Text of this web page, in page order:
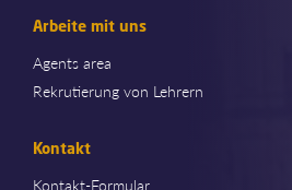
Arbeite mit uns
Agents area
Rekrutierung von Lehrern
Kontakt
Kontakt-Formular